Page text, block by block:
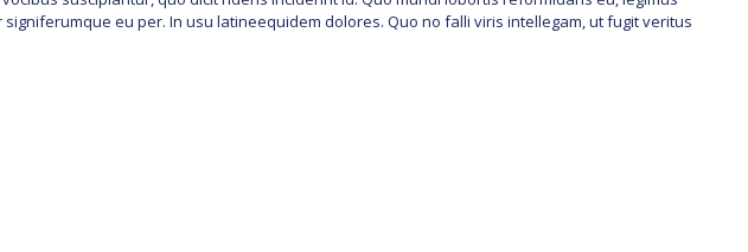
eu per. In usu latineequidem dolores. Quo no falli viris intellegam, ut fugit veritus